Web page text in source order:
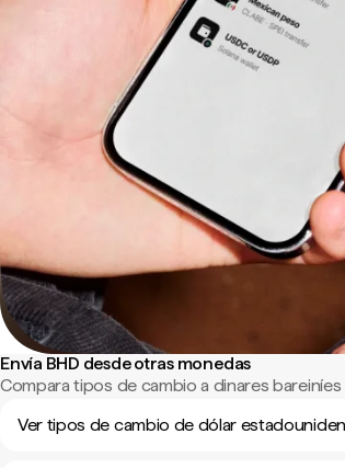
Envía BHD desde otras monedas
Compara tipos de cambio a dinares
Ver tipos de cambio de dólar